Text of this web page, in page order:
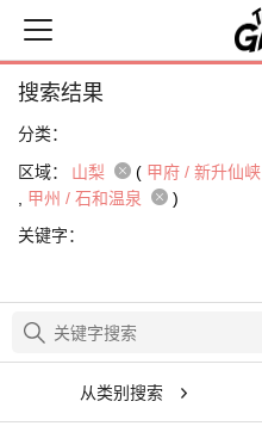
搜索结果
分类：
区域：
山梨 ( 甲府 / 新升仙峡
甲州 / 石和温泉
)
关键字：
从类别搜索